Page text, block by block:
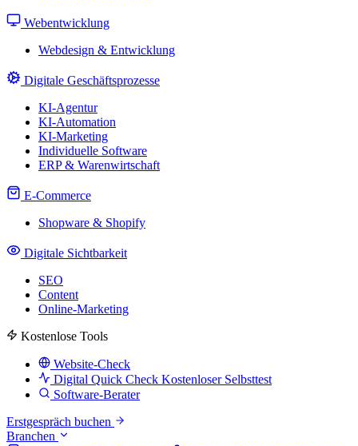
Webentwicklung
Webdesign & Entwicklung
Digitale Geschäftsprozesse
KI-Agentur
KI-Automation
KI-Marketing
Individuelle Software
ERP & Warenwirtschaft
E-Commerce
Shopware & Shopify
Digitale Sichtbarkeit
SEO
Content
Online-Marketing
Kostenlose Tools
Website-Check
Digital Quick Check Kostenloser Selbsttest
Software-Berater
Erstgespräch buchen
Branchen